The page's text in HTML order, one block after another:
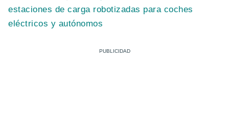
estaciones de carga robotizadas para coches
eléctricos y autónomos